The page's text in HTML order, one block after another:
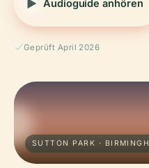
Audioguide anhören
Geprüft April 2026
SUTTON PARK ·